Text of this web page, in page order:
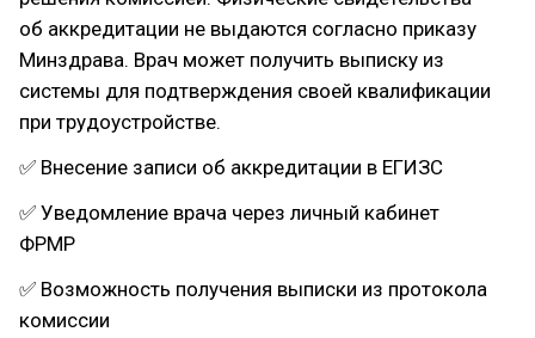
об аккредитации не выдаются согласно приказу
Минздрава. Врач может получить выписку из
системы для подтверждения своей квалификации
при трудоустройстве.
✅ Внесение записи об аккредитации в ЕГИЗС
✅ Уведомление врача через личный кабинет
ФРМР
✅ Возможность получения выписки из протокола
комиссии